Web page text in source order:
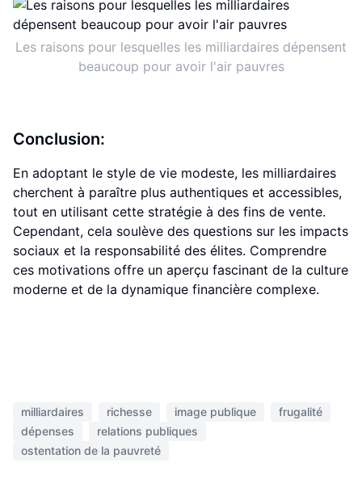
Les raisons pour lesquelles les milliardaires dépensent
beaucoup pour avoir l'air pauvres
Conclusion:
En adoptant le style de vie modeste, les milliardaires
cherchent à paraître plus authentiques et accessibles,
tout en utilisant cette stratégie à des fins de vente.
Cependant, cela soulève des questions sur les impacts
sociaux et la responsabilité des élites. Comprendre
ces motivations offre un aperçu fascinant de la culture
moderne et de la dynamique financière complexe.
milliardaires richesse image publique
frugalité
dépenses
relations publiques
ostentation de la pauvreté